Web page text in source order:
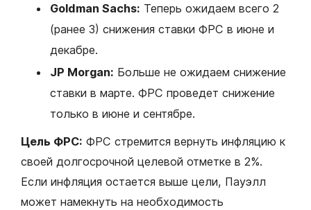
Goldman Sachs: Теперь ожидаем всего 2
(ранее 3) снижения ставки ФРС в июне и
декабре.
JP Morgan: Больше не ожидаем снижение
ставки в марте. ФРС проведет снижение
только в июне и сентябре.
Цель ФРС: ФРС стремится вернуть инфляцию к
своей долгосрочной целевой отметке в 2%.
Если инфляция остается выше цели, Пауэлл
может намекнуть на необходимость